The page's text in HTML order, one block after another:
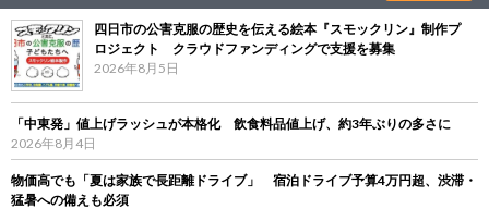
四日市の公害克服の歴史を伝える絵本『スモックリン』制作プ
ロジェクト クラウドファンディングで支援を募集
2026年8月5日
「中東発」値上げラッシュが本格化 飲食料品値上げ、約3年ぶりの多さに
2026年8月4日
物価高でも「夏は家族で長距離ドライブ」 宿泊ドライブ予算4万円超、渋滞・
猛暑への備えも必須